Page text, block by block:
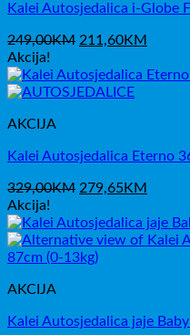
Kalei Autosjedalica i-Globe
249,00KM Izvorna
bila
je:
211,60KM
je:
Akcija!
AKCIJA
Kalei Autosjedalica Eterno
329,00KM Izvorna
bila
je:
329,00KM.
279,65KM
je:
Akcija!
AKCIJA
Kalei Autosjedalica jaje